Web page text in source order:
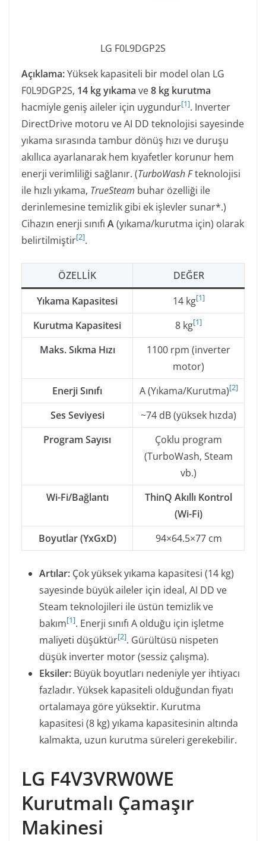
LG F0L9DGP2S
Açıklama:Yüksek kapasiteli bir model olan LG
F0L9DGP2S, 14 kg yıkama ve8 kg kurutma
hacmiyle geniş aileler için uygundur[1]. Inverter
DirectDrive motoru ve AI DD teknolojisi sayesinde
yıkama sırasında tambur dönüş hızı ve duruşu
akıllıca ayarlanarak hem kıyafetler korunur hem
enerji verimliliği sağlanır. (TurboWash Fteknolojisi
ile hızlı yıkama, TrueSteam buhar özelliği ile
derinlemesine temizlik gibi ek işlevler sunar*.)
Cihazın enerji sınıfı A(yıkama/kurutma için) olarak
belirtilmiştir[2].
ÖZELLIK
DEĞER
Yıkama Kapasitesi
14 kg[1]
Kurutma Kapasitesi 8 kg[1]
Maks. Sıkma Hızı
1100 rpm (inverter
motor)
Enerji Sınıfı
A (Yıkama/Kurutma)[2]
Ses Seviyesi
~74 dB (yüksek hızda)
Program Sayısı
Çoklu program
(TurboWash, Steam
vb.)
Wi-Fi/Bağlantı
ThinQ Akıllı Kontrol
(Wi-Fi)
Boyutlar (YxGxD)
94×64.5×77 cm
Artılar: Çok yüksek yıkama kapasitesi (14 kg)
sayesinde büyük aileler için ideal, AI DD ve
Steam teknolojileri ile üstün temizlik ve
bakım[1]. Enerji sınıfı A olduğu için işletme
maliyeti düşüktür[2]. Gürültüsü nispeten
düşük inverter motor (sessiz çalışma).
Eksiler: Büyük boyutları nedeniyle yer ihtiyacı
fazladır. Yüksek kapasiteli olduğundan fiyatı
ortalamaya göre yüksektir. Kurutma
kapasitesi (8 kg) yıkama kapasitesinin altında
kalmakta, uzun kurutma süreleri gerekebilir.
LG F4V3VRW0WE
Kurutmalı Çamaşır
Makinesi